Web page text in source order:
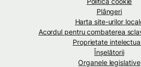
Plângeri
Harta site-urilor
Acordul pentru combaterea
Proprietate
Înșelătorii
Organele legislative